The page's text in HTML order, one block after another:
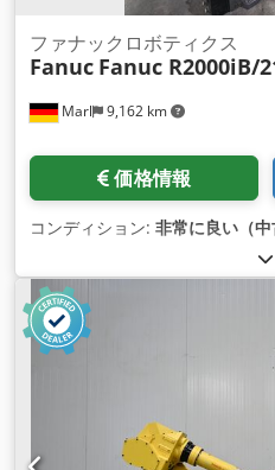
Marl 9,162 km
ファナックロボティクス
Fanuc Fanuc R2000iB/
価格情報
コンディション: 非常に良い（中